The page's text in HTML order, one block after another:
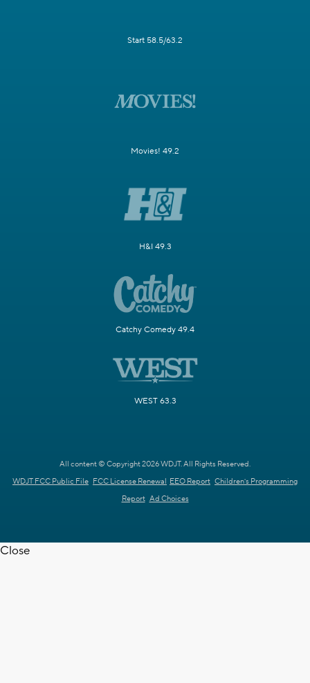
Start 58.5/63.2
Movies! 49.2
H&I 49.3
Catchy Comedy 49.4
WEST 63.3
All content © Copyright 2026 WDJT. All Rights Reserved.
WDJT FCC Public File FCC License Renewal EEO Report Children's Programming
Report Ad Choices
Close